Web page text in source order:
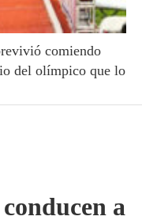
comiendo
del olímpico que lo